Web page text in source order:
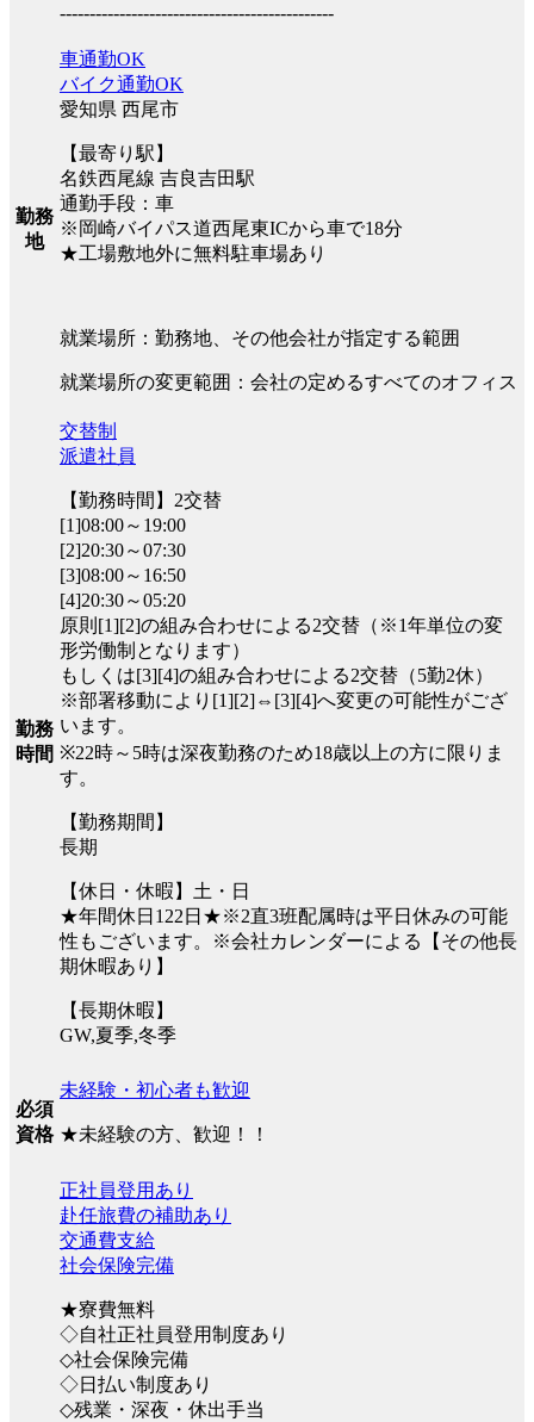
----------------------------------------------
勤務
地
車通勤OK
バイク通勤OK
愛知県 西尾市
【最寄り駅】
名鉄西尾線 吉良吉田駅
通勤手段：車
※岡崎バイパス道西尾東ICから車で18分
★工場敷地外に無料駐車場あり
就業場所：勤務地、その他会社が指定する範囲
就業場所の変更範囲：会社の定めるすべてのオフィス
勤務
時間
交替制
派遣社員
【勤務時間】2交替
[1]08:00～19:00
[2]20:30～07:30
[3]08:00～16:50
[4]20:30～05:20
原則[1][2]の組み合わせによる2交替（※1年単位の変
形労働制となります）
もしくは[3][4]の組み合わせによる2交替（5勤2休）
※部署移動により[1][2]⇔[3][4]へ変更の可能性がござ
います。
※22時～5時は深夜勤務のため18歳以上の方に限りま
す。
【勤務期間】
長期
【休日・休暇】土・日
★年間休日122日★※2直3班配属時は平日休みの可能
性もございます。※会社カレンダーによる【その他長
期休暇あり】
【長期休暇】
GW,夏季,冬季
必須
資格
未経験・初心者も歓迎
★未経験の方、歓迎！！
正社員登用あり
赴任旅費の補助あり
交通費支給
社会保険完備
★寮費無料
◇自社正社員登用制度あり
◇社会保険完備
◇日払い制度あり
◇残業・深夜・休出手当